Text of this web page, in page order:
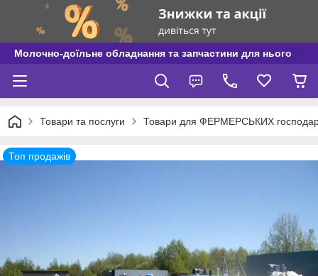
Молочно-доїльне обладнання та запчастини для нього
Товари та послуги Товари для ФЕРМЕРСЬКИХ
Топ продажів